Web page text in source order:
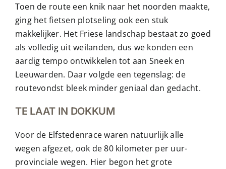
Toen de route een knik naar het noorden maakte,
ging het fietsen plotseling ook een stuk
makkelijker. Het Friese landschap bestaat zo goed
als volledig uit weilanden, dus we konden een
aardig tempo ontwikkelen tot aan Sneek en
Leeuwarden. Daar volgde een tegenslag: de
routevondst bleek minder geniaal dan gedacht.
TE LAAT IN DOKKUM
Voor de Elfstedenrace waren natuurlijk alle
wegen afgezet, ook de 80 kilometer per uur-
provinciale wegen. Hier begon het grote